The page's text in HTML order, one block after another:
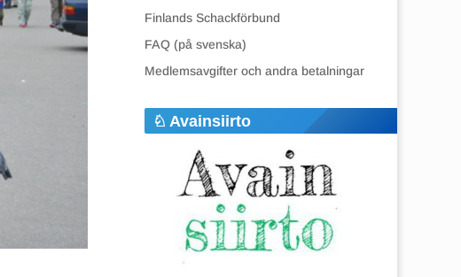
Finlands Schackförbund
FAQ (på svenska)
Medlemsavgifter och andra betalningar
Avainsiirto